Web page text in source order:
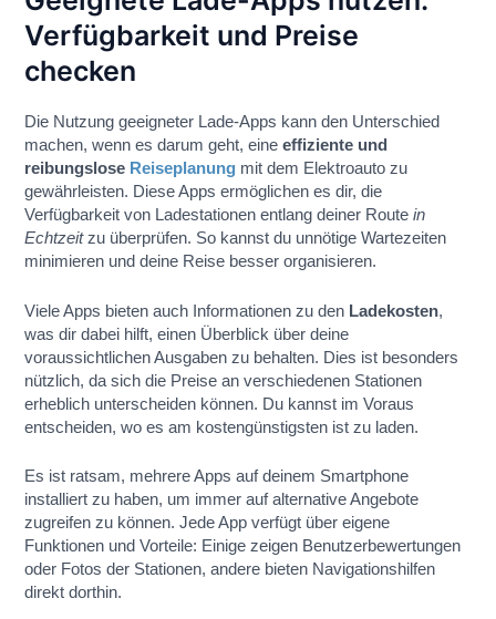
Verfügbarkeit und Preise
checken
Die Nutzung geeigneter Lade-Apps kann den Unterschied
machen, wenn es darum geht, eineeffiziente und
reibungslose Reiseplanung mit dem Elektroauto zu
gewährleisten. Diese Apps ermöglichen es dir, die
Verfügbarkeit von Ladestationen entlang deiner Routein
Echtzeitzu überprüfen. So kannst du unnötige Wartezeiten
minimieren und deine Reise besser organisieren.
Viele Apps bieten auch Informationen zu den Ladekosten,
was dir dabei hilft, einen Überblick über deine
voraussichtlichen Ausgaben zu behalten. Dies ist besonders
nützlich, da sich die Preise an verschiedenen Stationen
erheblich unterscheiden können. Du kannst im Voraus
entscheiden, wo es am kostengünstigsten ist zu laden.
Es ist ratsam, mehrere Apps auf deinem Smartphone
installiert zu haben, um immer auf alternative Angebote
zugreifen zu können. Jede App verfügt über eigene
Funktionen und Vorteile: Einige zeigen Benutzerbewertungen
oder Fotos der Stationen, andere bieten Navigationshilfen
direkt dorthin.